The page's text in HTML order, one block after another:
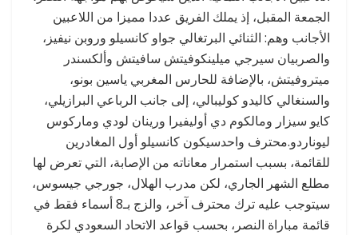
الجمعة المقبل، إذ يملك الفريق عددا مميزا من اللاعبين
اﻷجانب وهم: الثنائي البرتغالي جواو كانسيلو وروبن نيفيز،
والصربيان سيرجي ميلينكوفيتش سافيتش وألكسندر
ميتروفيتش، بالإضافة للحارس المغربي ياسين بونو،
والسنغالي كاليدو كوليبالي، إلى جانب الرباعي البرازيلي،
كايو سيزار ومالكوم دي أوليفيرا ورينان لودي وماركوس
ليوناردو.محترف واحدسيكون كانسيلو أول المغادرين
للقائمة، بسبب استمرار معاناته من الإصابة، التي تعرض لها
مطلع الشهر الجاري، لكن مدرب الهلال، جورجي جيسوس،
سيتوجب عليه ترك محترف آخر، والزج بـ8 أسماء فقط في
قائمة مباراة النصر، بحسب قواعد الاتحاد السعودي لكرة